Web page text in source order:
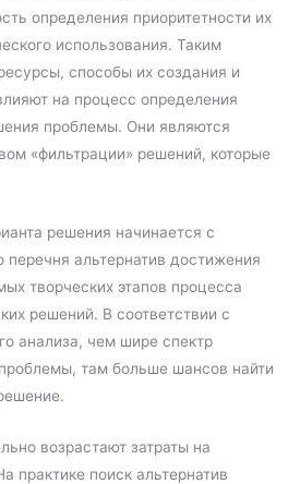
определения приоритетности их
использования. Таким
способы их создания и
на процесс определения
проблемы. Они являются
«фильтрации» решений, которые
решения начинается с
перечня альтернатив достижения
творческих этапов процесса
решений. В соответствии с
анализа, чем шире спектр
там больше шансов найти
возрастают затраты на
практике поиск альтернатив